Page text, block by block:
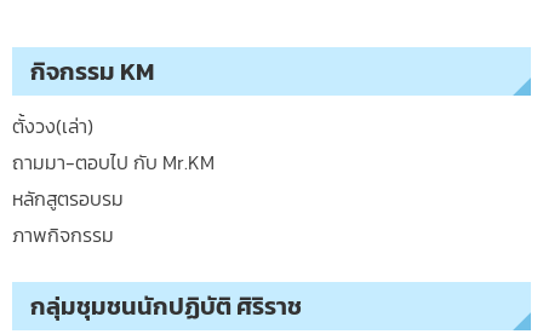
กิจกรรม KM
ตั้งวง(เล่า)
ถามมา-ตอบไป กับ Mr.KM
หลักสูตรอบรม
ภาพกิจกรรม
กลุ่มชุมชนนักปฏิบัติ ศิริราช